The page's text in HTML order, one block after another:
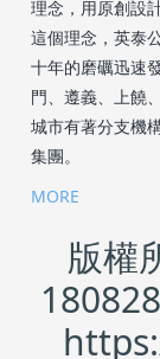
理念，用原創設
這個理念，英泰
十年的磨礪迅速
門、遵義、上饒
城市有著分支機
集團。
MORE
版權